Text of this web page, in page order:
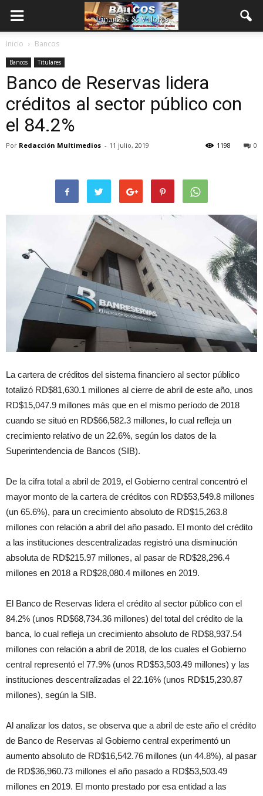
Inicio Bancos
Bancos Titulares
Banco de Reservas lidera
créditos al sector público con
el 84.2%
Por Redacción Multimedios - 11 julio, 2019 0
1198
La cartera de créditos del sistema financiero al sector público
totalizó RD$81,630.1 millones al cierre de abril de este año, unos
RD$15,047.9 millones más que en el mismo período de 2018
cuando se situó en RD$66,582.3 millones, lo cual refleja un
crecimiento relativo de un 22.6%, según los datos de la
Superintendencia de Bancos (SIB).
De la cifra total a abril de 2019, el Gobierno central concentró el
mayor monto de la cartera de créditos con RD$53,549.8 millones
(un 65.6%), para un crecimiento absoluto de RD$15,263.8
millones con relación a abril del año pasado. El monto del crédito
a las instituciones descentralizadas registró una disminución
absoluta de RD$215.97 millones, al pasar de RD$28,296.4
millones en 2018 a RD$28,080.4 millones en 2019.
El Banco de Reservas lidera el crédito al sector público con el
84.2% (unos RD$68,734.36 millones) del total del crédito de la
banca, lo cual refleja un crecimiento absoluto de RD$8,937.54
millones con relación a abril de 2018, de los cuales el Gobierno
central representó el 77.9% (unos RD$53,503.49 millones) y las
instituciones descentralizadas el 22.16% (unos RD$15,230.87
millones), según la SIB.
Al analizar los datos, se observa que a abril de este año el crédito
de Banco de Reservas al Gobierno central experimentó un
aumento absoluto de RD$16,542.76 millones (un 44.8%), al pasar
de RD$36,960.73 millones el año pasado a RD$53,503.49
millones en 2019. El monto prestado por esa entidad a las